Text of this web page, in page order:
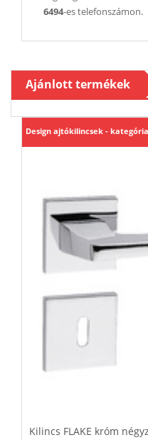
6494-es telefonszámon.
Ajánlott termékek
Design ajtókilincsek -
Kilincs FLAKE króm